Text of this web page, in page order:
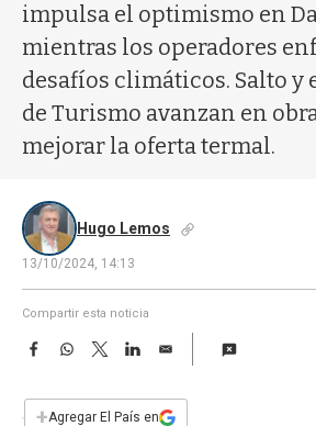
impulsa el optimismo en
mientras los operadores
desafíos climáticos. Salto
de Turismo avanzan en
mejorar la oferta termal.
Hugo Lemos
13/10/2024, 14:13
Compartir esta noticia
F
e
W
T
w
t
L
E
i
+Agregar El País en